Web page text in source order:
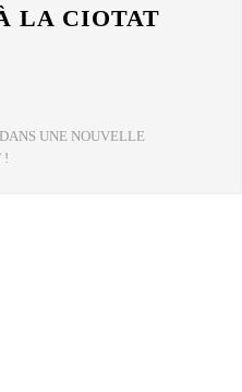
LA CIOTAT
UNE NOUVELLE
!